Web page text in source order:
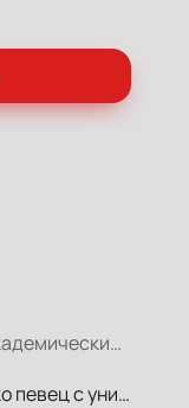
Ростов-на-Дону, Ростовский Академический Театр Драмы, Большая сцена
Игорь Саруханов — это не только певец с уникальным голосом, но и поэт и композитор, чьи произведения находят отклик в сердцах людей всех возрастов. Его музыка — это история нашей жизни, наполненная радостью, любовью и теплыми воспоминаниями.